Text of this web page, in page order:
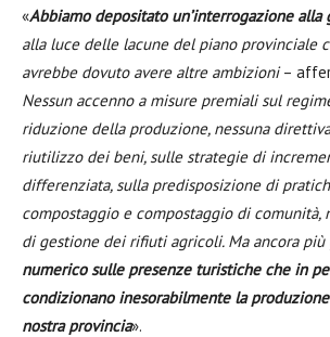
«Abbiamo depositato un’interrogazione alla
alla luce delle lacune del piano provinciale
avrebbe dovuto avere altre ambizioni–
Nessun accenno a misure premiali sul
riduzione della produzione, nessuna
riutilizzo dei beni, sulle strategie di
differenziata, sulla predisposizione di
compostaggio e compostaggio di comunità,
di gestione dei rifiuti agricoli. Ma ancora più
numerico sulle presenze turistiche che in
condizionano inesorabilmente la
nostra provincia».